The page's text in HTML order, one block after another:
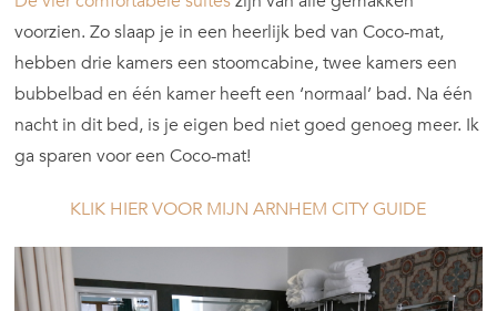
voorzien. Zo slaap je in een heerlijk bed van Coco-mat,
hebben drie kamers een stoomcabine, twee kamers een
bubbelbad en één kamer heeft een ‘normaal’ bad. Na één
nacht in dit bed, is je eigen bed niet goed genoeg meer. Ik
ga sparen voor een Coco-mat!
KLIK HIER VOOR MIJN ARNHEM CITY GUIDE